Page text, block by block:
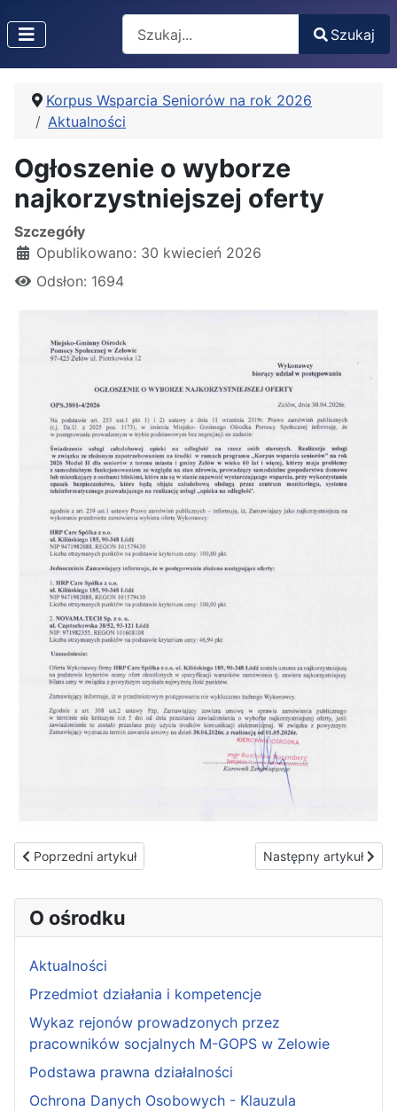
Type 2 or more characters for results.
Szukaj
Korpus Wsparcia Seniorów na rok 2026
Aktualności
Ogłoszenie o wyborze
najkorzystniejszej oferty
Szczegóły
Opublikowano: 30 kwiecień 2026
Odsłon: 1694
Poprzedni artykuł: Informacja
Poprzedni artykuł Następny artykuł:
Następny artykuł
O ośrodku
Aktualności
Przedmiot działania i kompetencje
Wykaz rejonów prowadzonych przez
pracowników socjalnych M-GOPS w Zelowie
Podstawa prawna działalności
Ochrona Danych Osobowych - Klauzula